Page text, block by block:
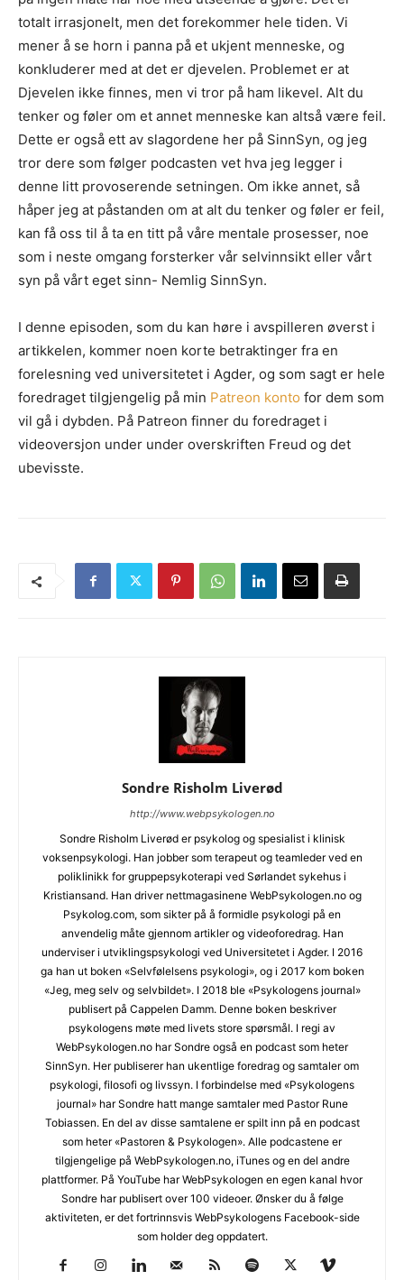
totalt irrasjonelt, men det forekommer hele tiden. Vi
mener å se horn i panna på et ukjent menneske, og
konkluderer med at det er djevelen. Problemet er at
Djevelen ikke finnes, men vi tror på ham likevel. Alt du
tenker og føler om et annet menneske kan altså være feil.
Dette er også ett av slagordene her på SinnSyn, og jeg
tror dere som følger podcasten vet hva jeg legger i
denne litt provoserende setningen. Om ikke annet, så
håper jeg at påstanden om at alt du tenker og føler er feil,
kan få oss til å ta en titt på våre mentale prosesser, noe
som i neste omgang forsterker vår selvinnsikt eller vårt
syn på vårt eget sinn- Nemlig SinnSyn.
I denne episoden, som du kan høre i avspilleren øverst i
artikkelen, kommer noen korte betraktinger fra en
forelesning ved universitetet i Agder, og som sagt er hele
foredraget tilgjengelig på min Patreon konto for dem som
vil gå i dybden. På Patreon finner du foredraget i
videoversjon under under overskriften Freud og det
ubevisste.
Sondre Risholm Liverød
http://www.webpsykologen.no
Sondre Risholm Liverød er psykolog og spesialist i klinisk
voksenpsykologi. Han jobber som terapeut og teamleder ved en
poliklinikk for gruppepsykoterapi ved Sørlandet sykehus i
Kristiansand. Han driver nettmagasinene WebPsykologen.no og
Psykolog.com, som sikter på å formidle psykologi på en
anvendelig måte gjennom artikler og videoforedrag. Han
underviser i utviklingspsykologi ved Universitetet i Agder. I 2016
ga han ut boken «Selvfølelsens psykologi», og i 2017 kom boken
«Jeg, meg selv og selvbildet». I 2018 ble «Psykologens journal»
publisert på Cappelen Damm. Denne boken beskriver
psykologens møte med livets store spørsmål. I regi av
WebPsykologen.no har Sondre også en podcast som heter
SinnSyn. Her publiserer han ukentlige foredrag og samtaler om
psykologi, filosofi og livssyn. I forbindelse med «Psykologens
journal» har Sondre hatt mange samtaler med Pastor Rune
Tobiassen. En del av disse samtalene er spilt inn på en podcast
som heter «Pastoren & Psykologen». Alle podcastene er
tilgjengelige på WebPsykologen.no, iTunes og en del andre
plattformer. På YouTube har WebPsykologen en egen kanal hvor
Sondre har publisert over 100 videoer. Ønsker du å følge
aktiviteten, er det fortrinnsvis WebPsykologens Facebook-side
som holder deg oppdatert.